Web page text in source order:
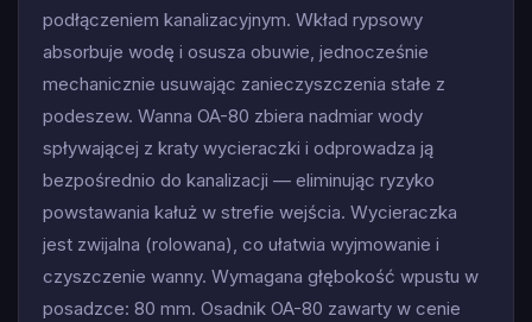
podłączeniem kanalizacyjnym. Wkład rypsowy
absorbuje wodę i osusza obuwie, jednocześnie
mechanicznie usuwając zanieczyszczenia stałe z
podeszew. Wanna OA-80 zbiera nadmiar wody
spływającej z kraty wycieraczki i odprowadza ją
bezpośrednio do kanalizacji — eliminując ryzyko
powstawania kałuż w strefie wejścia. Wycieraczka
jest zwijalna (rolowana), co ułatwia wyjmowanie i
czyszczenie wanny. Wymagana głębokość wpustu w
posadzce: 80 mm. Osadnik OA-80 zawarty w cenie